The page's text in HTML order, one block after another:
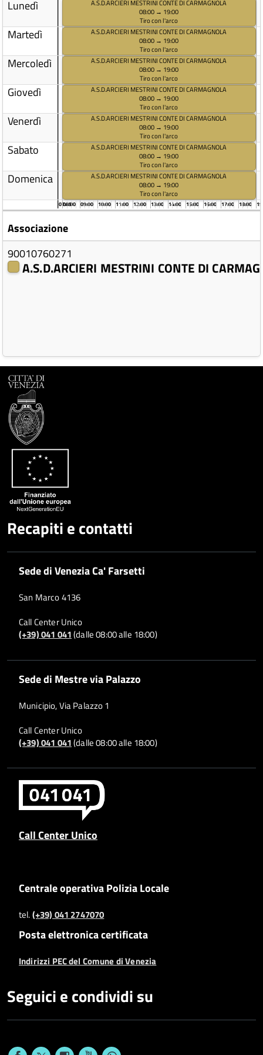
Lunedì
A.S.D.ARCIERI MESTRINI CONTE DI CARMAGNOLA
08:00 → 19:00
Tiro con l'arco
Martedì
A.S.D.ARCIERI MESTRINI CONTE DI CARMAGNOLA
08:00 → 19:00
Tiro con l'arco
Mercoledì
A.S.D.ARCIERI MESTRINI CONTE DI CARMAGNOLA
08:00 → 19:00
Tiro con l'arco
Giovedì
A.S.D.ARCIERI MESTRINI CONTE DI CARMAGNOLA
08:00 → 19:00
Tiro con l'arco
Venerdì
A.S.D.ARCIERI MESTRINI CONTE DI CARMAGNOLA
08:00 → 19:00
Tiro con l'arco
Sabato
A.S.D.ARCIERI MESTRINI CONTE DI CARMAGNOLA
08:00 → 19:00
Tiro con l'arco
Domenica
A.S.D.ARCIERI MESTRINI CONTE DI CARMAGNOLA
08:00 → 19:00
Tiro con l'arco
07:45
08:00 09:00 10:00 11:00 12:00 13:00 14:00 15:00 16:00 17:00 18:00
Associazione
90010760271
A.S.D.ARCIERI MESTRINI CONTE DI
Recapiti e contatti
Sede di Venezia Ca' Farsetti
San Marco 4136
Call Center Unico
(+39) 041 041(dalle 08:00 alle 18:00)
Sede di Mestre via Palazzo
Municipio, Via Palazzo 1
Call Center Unico
(+39) 041 041(dalle 08:00 alle 18:00)
Call Center Unico
Centrale operativa Polizia Locale
tel.(+39) 041 2747070
Posta elettronica certificata
Indirizzi PEC del Comune di Venezia
Seguici e condividi su